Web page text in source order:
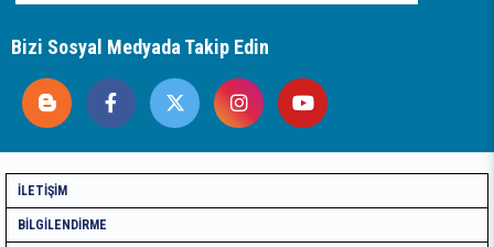
Bizi Sosyal Medyada Takip Edin
İLETIŞIM
BILGILENDIRME